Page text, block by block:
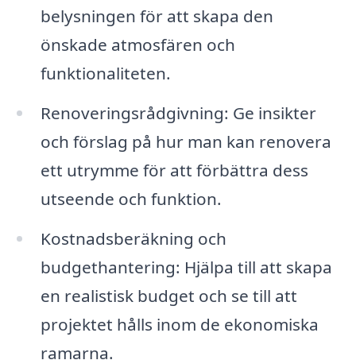
belysningen för att skapa den
önskade atmosfären och
funktionaliteten.
Renoveringsrådgivning: Ge insikter
och förslag på hur man kan renovera
ett utrymme för att förbättra dess
utseende och funktion.
Kostnadsberäkning och
budgethantering: Hjälpa till att skapa
en realistisk budget och se till att
projektet hålls inom de ekonomiska
ramarna.